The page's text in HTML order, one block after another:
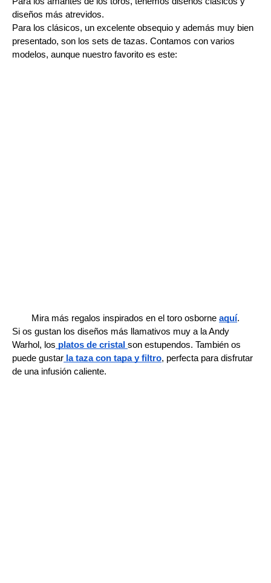
diseños más atrevidos.
Para los clásicos, un excelente obsequio y además muy bien
presentado, son los sets de tazas. Contamos con varios
modelos, aunque nuestro favorito es este:
Mira más regalos inspirados en el toro osborne aquí.
Si os gustan los diseños más llamativos muy a la Andy
Warhol, los platos de cristal son estupendos. También os
puede gustar la taza con tapa y filtro, perfecta para disfrutar
de una infusión caliente.